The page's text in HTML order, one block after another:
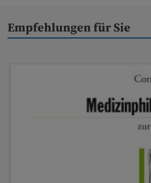
Empfehlungen für Sie